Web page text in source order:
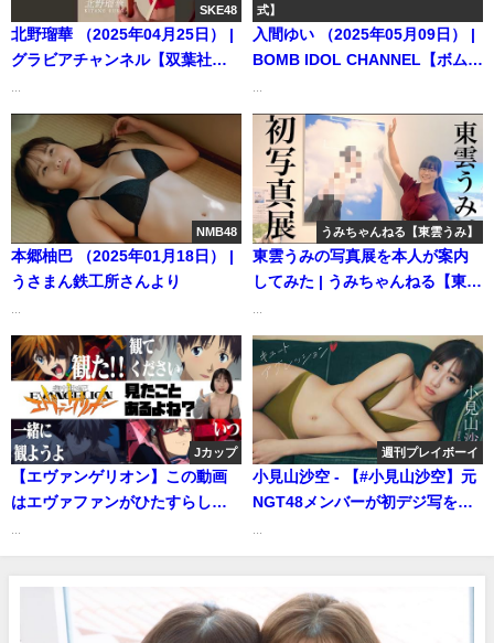
SKE48
北野瑠華 （2025年04月25日） |
グラビアチャンネル【双葉社公
式】
入間ゆい （2025年05月09日） |
BOMB IDOL CHANNEL【ボム編
NMB48
本郷柚巴 （2025年01月18日） |
うさまん鉄工所さんより
うみちゃんねる【東雲うみ】
東雲うみの写真展を本人が案内
してみた | うみちゃんねる【東雲
Jカップ
【エヴァンゲリオン】この動画
はエヴァファンがひたすらしゃ
鞭は結構イタいさんより
週刊プレイボーイ
小見山沙空 - 【#小見山沙空】元
NGT48メンバーが初デジ写を発
トアグレッション』好評発売
中！ Sara Komiyama (Jul 17,
2026) | 週プレChannel【集英社
週刊プレイボーイ公式】さんよ